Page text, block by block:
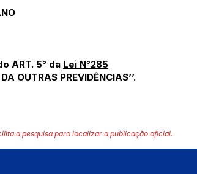
ART. 5° da Lei N°285
OUTRAS PREVIDÊNCIAS’’.
a pesquisa para localizar a publicação oficial.